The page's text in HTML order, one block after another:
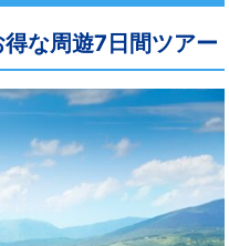
な周遊7日間ツアー